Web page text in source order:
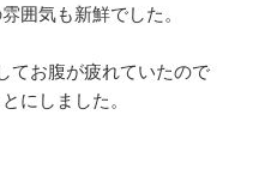
囲気も新鮮でした。
てお腹が疲れていたので
にしました。